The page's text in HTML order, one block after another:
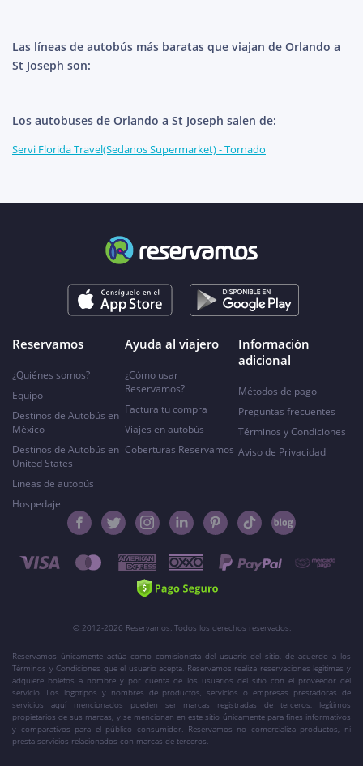
Las líneas de autobús más baratas que viajan de Orlando a
St Joseph son:
Los autobuses de Orlando a St Joseph salen de:
Servi Florida Travel(Sedanos Supermarket) - Tornado
Reservamos
¿Quiénes somos?
Equipo
Destinos de Autobús en
México
Destinos de Autobús en
United States
Líneas de autobús
Hospedaje
Ayuda al viajero
¿Cómo usar
Reservamos?
Factura tu compra
Viajes en autobús
Coberturas Reservamos
Información
adicional
Métodos de pago
Preguntas frecuentes
Términos y Condiciones
Aviso de Privacidad
© 2012-2026 Reservamos. Todos los derechos reservados.
Reservamos únicamente actúa como comisionista del usuario del sitio, de acuerdo a los
Términos y Condiciones que el usuario acepta. Reservamos realiza reservaciones legítimas y
adquiere boletos a nombre y por cuenta de los usuarios del sitio con el proveedor del
servicio. Los logotipos y nombres de productos, servicios o empresas prestadoras de
servicios aquí mencionados pueden ser marcas registradas de terceros, legítimos
propietarios de sus marcas, y se mencionan en este sitio únicamente para fines informativos
y comparativos para el público consumidor. Reservamos no comercializa productos, ni
presta servicios relacionados con marcas de terceros.